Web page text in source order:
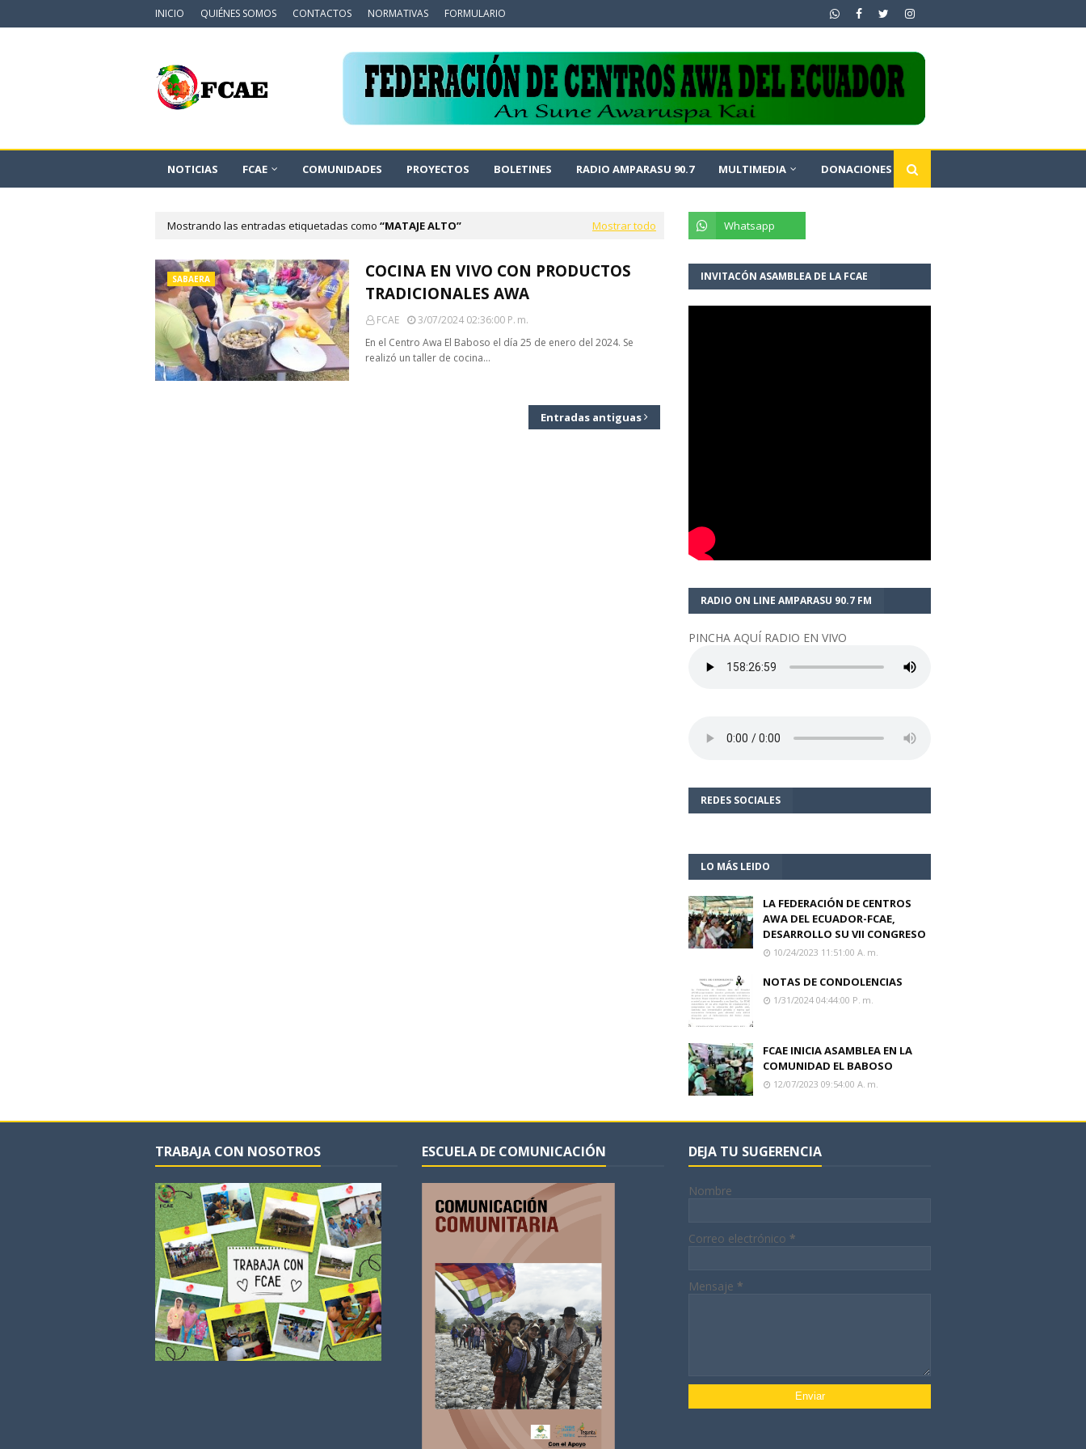
INICIO QUIÉNES SOMOS CONTACTOS NORMATIVAS FORMULARIO
NOTICIAS FCAE COMUNIDADES PROYECTOS BOLETINES RADIO AMPARASU 90.7 MULTIMEDIA DONACIONES
Mostrando las entradas etiquetadas como MATAJE ALTO Mostrar todo
SABAERA
COCINA EN VIVO CON PRODUCTOS
TRADICIONALES AWA
FCAE
3/07/2024 02:36:00 P. M.
En el Centro Awa El Baboso el día 25 de enero del 2024. Se
realizó un taller de cocina…
Entradas antiguas
INVITACÓN ASAMBLEA DE LA FCAE
RADIO ON LINE AMPARASU 90.7 FM
PINCHA AQUÍ RADIO EN VIVO
REDES SOCIALES
LO MÁS LEIDO
LA FEDERACIÓN DE CENTROS
AWA DEL ECUADOR-FCAE,
DESARROLLO SU VII CONGRESO
10/24/2023 11:51:00 A. M.
NOTAS DE CONDOLENCIAS
1/31/2024 04:44:00 P. M.
FCAE INICIA ASAMBLEA EN LA
COMUNIDAD EL BABOSO
12/07/2023 09:54:00 A. M.
TRABAJA CON NOSOTROS ESCUELA DE COMUNICACIÓN DEJA TU SUGERENCIA
Nombre
Correo electrónico *
Mensaje *